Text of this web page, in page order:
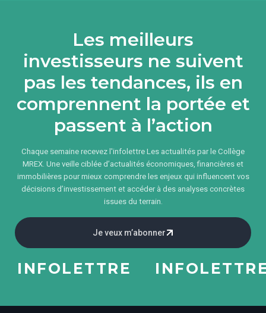
Les meilleurs
investisseurs ne suivent
pas les tendances, ils en
comprennent la portée et
passent à l’action
Chaque semaine recevez l'infolettre Les actualités par le Collège
MREX. Une veille ciblée d’actualités économiques, financières et
immobilières pour mieux comprendre les enjeux qui influencent vos
décisions d’investissement et accéder à des analyses concrètes
issues du terrain.
Je veux m’abonner
INFOLETTRE INFOLETTRE